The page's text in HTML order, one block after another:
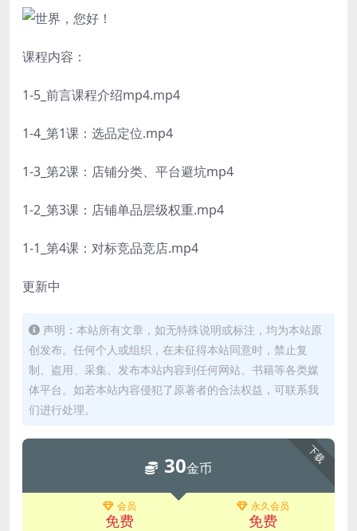
课程内容：
1-5_前言课程介绍mp4.mp4
1-4_第1课：选品定位.mp4
1-3_第2课：店铺分类、平台避坑mp4
1-2_第3课：店铺单品层级权重.mp4
1-1_第4课：对标竞品竞店.mp4
更新中
声明：本站所有文章，如无特殊说明或标注，均为本站原
创发布。任何个人或组织，在未征得本站同意时，禁止复
制、盗用、采集、发布本站内容到任何网站、书籍等各类媒
体平台。如若本站内容侵犯了原著者的合法权益，可联系我
们进行处理。
下载
30金币
会员
免费
永久会员
免费